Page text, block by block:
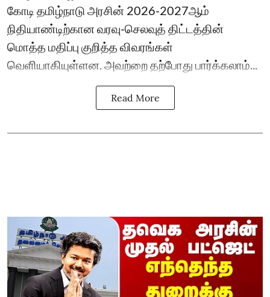
கோடி தமிழ்நாடு அரசின் 2026-2027ஆம்
நிதியாண்டிற்கான வரவு-செலவுத் திட்டத்தின்
மொத்த மதிப்பு குறித்த விவரங்கள்
வெளியாகியுள்ளன. அவற்றை தற்போது பார்க்கலாம்...
Read More